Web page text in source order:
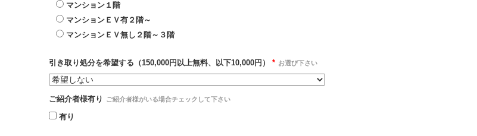
マンション１階
マンションＥＶ有２階～
マンションＥＶ無し２階～３階
引き取り処分を希望する（150,000円以上無料、以下10,000円） * お選び下さい
ご紹介者様有り ご紹介者様がいる場合チェックして下さい
有り